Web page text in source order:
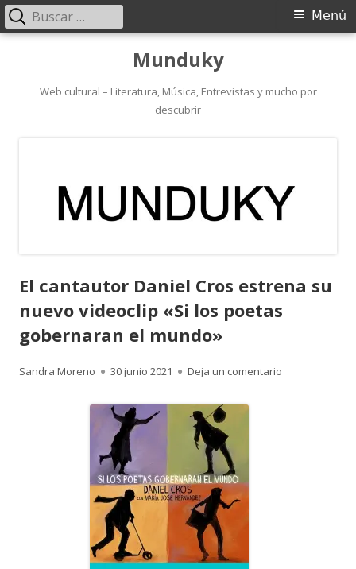
contenido
Munduky
Web cultural – Literatura, Música, Entrevistas y mucho por
descubrir
Menú
Menú
Buscar:
El cantautor Daniel Cros estrena su
nuevo videoclip «Si los poetas
gobernaran el mundo»
Autor
Sandra Moreno
Publicado
30 junio 2021 Deja un comentario